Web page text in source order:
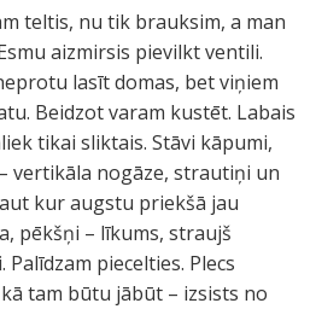
teltis, nu tik brauksim, a man
aizmirsis pievilkt ventili.
lasīt domas, bet viņiem
Beidzot varam kustēt. Labais
tikai sliktais. Stāvi kāpumi,
vertikāla nogāze, strautiņi un
kur augstu priekšā jau
pēkšņi – līkums, straujš
piecelties. Plecs
tam būtu jābūt – izsists no